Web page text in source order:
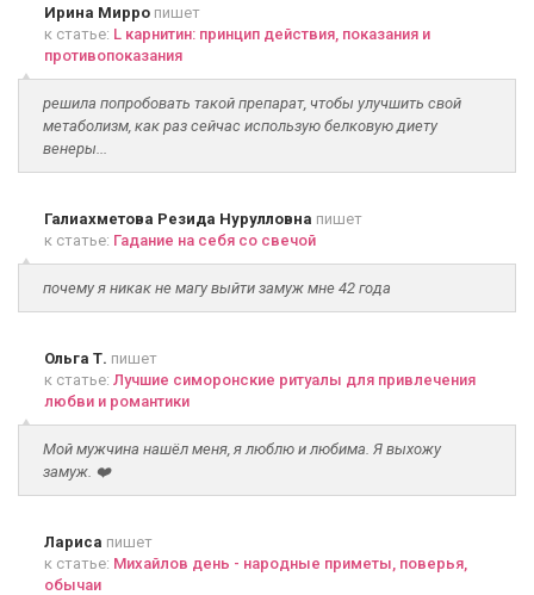
Ирина Мирро пишет
к статье: L карнитин: принцип действия, показания и
противопоказания
решила попробовать такой препарат, чтобы улучшить свой
метаболизм, как раз сейчас использую белковую диету
венеры...
Галиахметова Резида Нурулловна пишет
к статье: Гадание на себя со свечой
почему я никак не магу выйти замуж мне 42 года
Ольга Т. пишет
к статье: Лучшие симоронские ритуалы для привлечения
любви и романтики
Мой мужчина нашёл меня, я люблю и любима. Я выхожу
замуж. ❤️
Лариса пишет
к статье: Михайлов день - народные приметы, поверья,
обычаи